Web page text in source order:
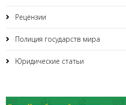
Рецензии
Полиция государств мира
Юридические статьи